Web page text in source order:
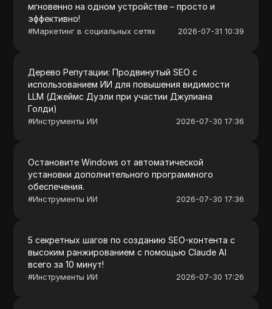
мгновенно на одном устройстве – просто и
эффективно!
#Маркетинг в социальных сетях 2026-07-31 10:39
Дерево Репутации: Продвинутый SEO с
использованием ИИ для повышения видимости
LLM (Джеймс Дуэли при участии Джулиана
Голди)
#Инструменты ИИ 2026-07-30 17:36
Остановите Windows от автоматической
установки дополнительного программного
обеспечения.
#Инструменты ИИ 2026-07-30 17:36
5 секретных шагов по созданию SEO-контента с
высоким ранжированием с помощью Claude AI
всего за 10 минут!
#Инструменты ИИ 2026-07-30 17:26